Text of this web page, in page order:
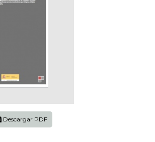
Descargar PDF